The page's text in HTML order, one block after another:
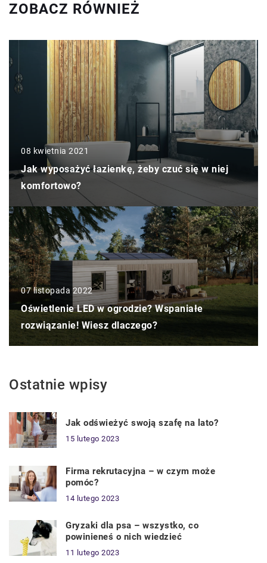
ZOBACZ RÓWNIEŻ
08 kwietnia 2021
Jak wyposażyć łazienkę, żeby czuć się w niej
komfortowo?
07 listopada 2022
Oświetlenie LED w ogrodzie? Wspaniałe
rozwiązanie! Wiesz dlaczego?
Ostatnie wpisy
Jak odświeżyć swoją szafę na lato?
15 lutego 2023
Firma rekrutacyjna – w czym może
pomóc?
14 lutego 2023
Gryzaki dla psa – wszystko, co
powinieneś o nich wiedzieć
11 lutego 2023